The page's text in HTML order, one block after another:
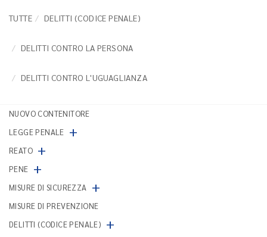
TUTTE DELITTI (CODICE PENALE)
DELITTI CONTRO LA PERSONA
DELITTI CONTRO L'UGUAGLIANZA
NUOVO CONTENITORE
LEGGE PENALE +
REATO +
PENE +
MISURE DI SICUREZZA +
MISURE DI PREVENZIONE
DELITTI (CODICE PENALE) +